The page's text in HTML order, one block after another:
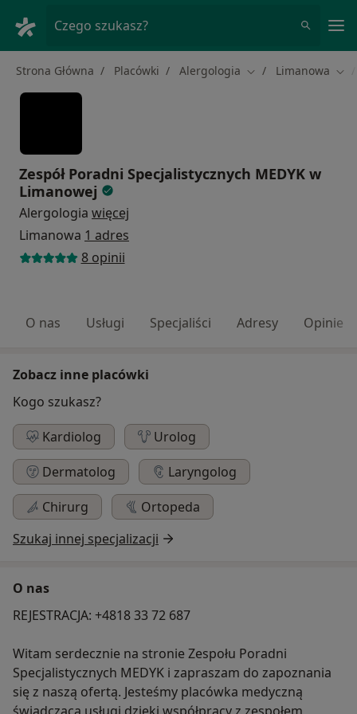
Czego szukasz?
Strona Główna Placówki Alergologia Zmień miasto
Limanowa
Zespół Poradni Specjalistycznych MEDYK w
Limanowej
Alergologia więcej
Limanowa 1 adres
8 opinii
O nas Usługi Specjaliści Adresy Opinie
Zobacz inne placówki
Kogo szukasz?
Kardiolog
Urolog
Dermatolog
Laryngolog
Chirurg
Ortopeda
Szukaj innej specjalizacji
O nas
REJESTRACJA: +4818 33 72 687
Witam serdecznie na stronie Zespołu Poradni
Specjalistycznych MEDYK i zapraszam do zapoznania
się z naszą ofertą. Jesteśmy placówka medyczną